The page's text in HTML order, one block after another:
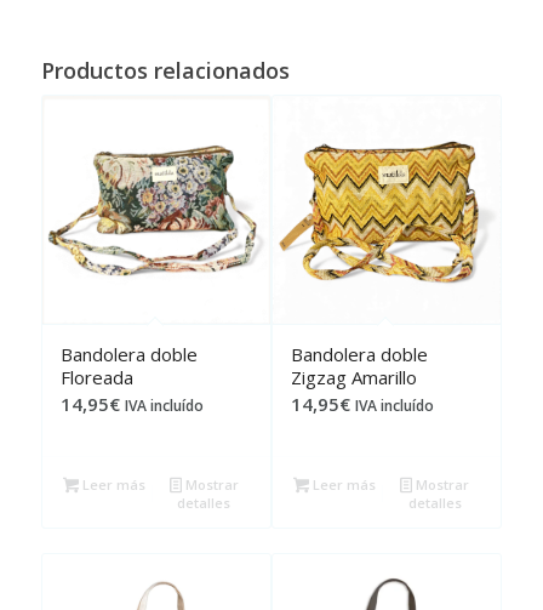
Productos relacionados
Bandolera doble
Floreada
14,95€ IVA incluído
Leer más
Mostrar
detalles
Bandolera doble
Zigzag Amarillo
14,95€ IVA incluído
Leer más
Mostrar
detalles